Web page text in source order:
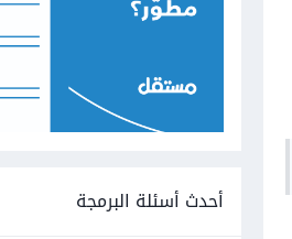
أحدث أسئلة البرمجة